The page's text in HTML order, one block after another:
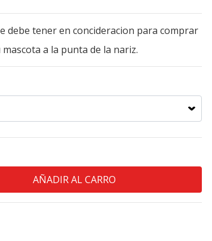
debe tener en concideracion para comprar
a la punta de la nariz.